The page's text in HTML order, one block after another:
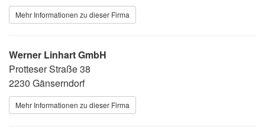
Mehr Informationen zu dieser Firma
Werner Linhart GmbH
Protteser Straße 38
2230 Gänserndorf
Mehr Informationen zu dieser Firma